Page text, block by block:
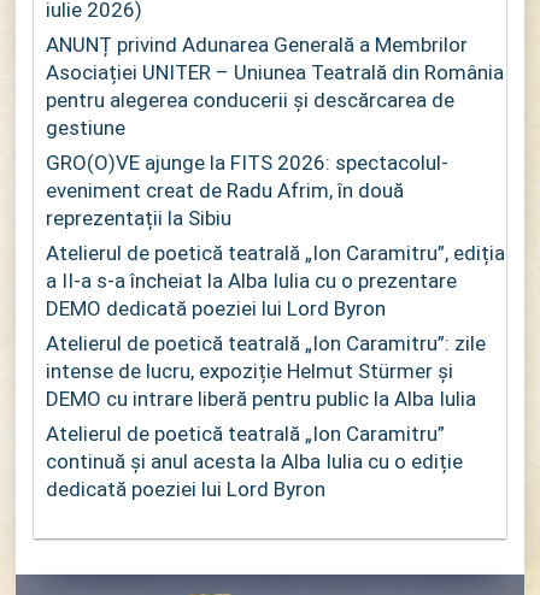
iulie 2026)
ANUNȚ privind Adunarea Generală a Membrilor
Asociației UNITER – Uniunea Teatrală din România
pentru alegerea conducerii și descărcarea de
gestiune
GRO(O)VE ajunge la FITS 2026: spectacolul-
eveniment creat de Radu Afrim, în două
reprezentații la Sibiu
Atelierul de poetică teatrală „Ion Caramitru”, ediția
a II-a s-a încheiat la Alba Iulia cu o prezentare
DEMO dedicată poeziei lui Lord Byron
Atelierul de poetică teatrală „Ion Caramitru”: zile
intense de lucru, expoziție Helmut Stürmer și
DEMO cu intrare liberă pentru public la Alba Iulia
Atelierul de poetică teatrală „Ion Caramitru”
continuă și anul acesta la Alba Iulia cu o ediție
dedicată poeziei lui Lord Byron